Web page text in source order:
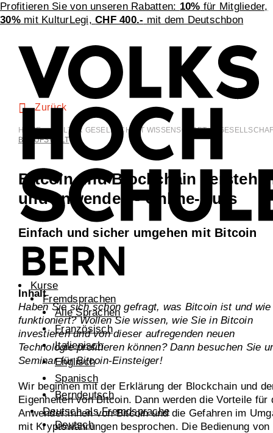
Profitieren Sie von unseren Rabatten: 10% für Mitglieder,
30%mit KulturLegi,CHF 400.- mit dem Deutschbon
Kurse
Fremdsprachen
Alle Sprachen
Französisch
Italienisch
Englisch
Spanisch
Berndeutsch
Deutsch als Fremdsprache
Deutsch
Zurück
HOME > KULTUR GESELLSCHAFT WISSENSCHAFT >
BERUFSWELT
Bitcoin und Blockchain
und anwenden - Online-Kurs
Einfach und sicher umgehen mit Bitcoin
Inhalt
Haben Sie sich schon gefragt, was Bitcoin ist und
funktioniert? Wollen Sie wissen, wie Sie in Bitcoin
investieren und von dieser aufregenden neuen
Technologie profitieren können? Dann besuchen Sie
Seminar für Bitcoin-Einsteiger!
Wir beginnen mit der Erklärung der Blockchain und
Eigenheiten von Bitcoin. Dann werden die Vorteile für
Anwender:innen von Bitcoin und die Gefahren im
mit Kryptowährungen besprochen. Die Bedienung von